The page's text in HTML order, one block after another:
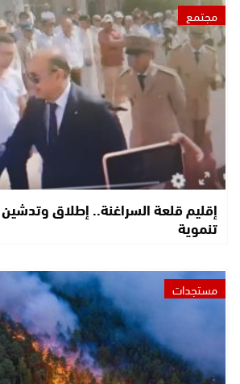
مجتمع
إقليم قلعة السراغنة.. إطلاق
تنموية
مستجدات